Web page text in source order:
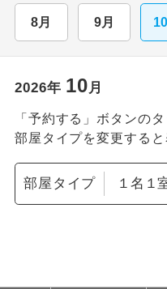
8月 9月
2026年 10月
「予約する」ボタンの
部屋タイプを変更する
部屋タイプ